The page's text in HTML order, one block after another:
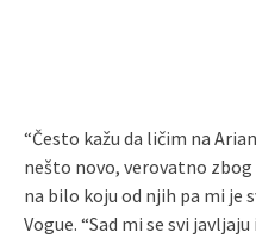
“Često kažu da ličim na
nešto novo, verovatno
na bilo koju od njih pa mi je
Vogue. “Sad mi se svi